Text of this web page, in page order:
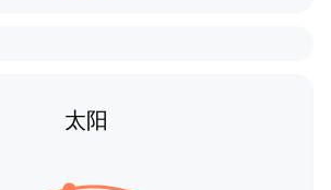
太阳